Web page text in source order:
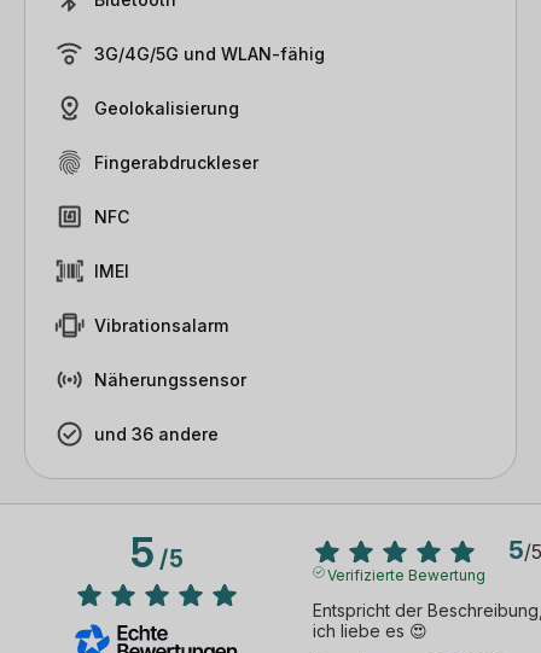
3G/4G/5G und WLAN-fähig
Geolokalisierung
Fingerabdruckleser
NFC
IMEI
Vibrationsalarm
Näherungssensor
und 36 andere
5/5 5/5
Verifizierte Bewertung
Entspricht der
ich liebe es 😍